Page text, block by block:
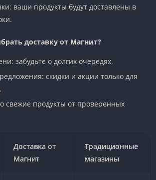
ваши продукты будут доставлены в
доставку от Магнит?
забудьте о долгих очередях.
скидки и акции только для
свежие продукты от проверенных
Доставка от
Магнит
Традиционные
магазины